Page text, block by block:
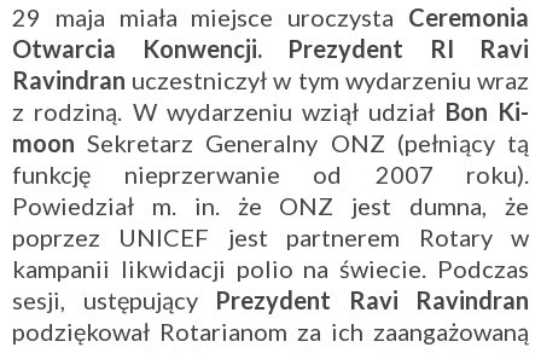
29 maja miała miejsce uroczysta Ceremonia
Otwarcia Konwencji.
Prezydent RI Ravi
Ravindran uczestniczył w tym wydarzeniu wraz
z rodziną. W wydarzeniu wziął udział Bon Ki-
moon Sekretarz Generalny ONZ (pełniący tą
funkcję nieprzerwanie od 2007 roku).
Powiedział m. in. że ONZ jest dumna, że
poprzez UNICEF jest partnerem Rotary w
kampanii likwidacji polio na świecie. Podczas
sesji, ustępujący Prezydent Ravi Ravindran
podziękował Rotarianom za ich zaangażowaną